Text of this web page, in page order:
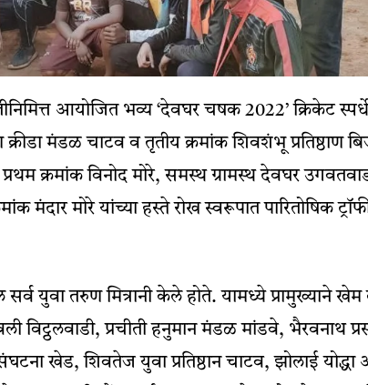
आयोजित भव्य ‘देवघर चषक 2022’ क्रिकेट
मंडळ चाटव व तृतीय क्रमांक शिवशंभू प्रतिष्ठाण
क्रमांक विनोद मोरे, समस्थ ग्रामस्थ देवघर
मंदार मोरे यांच्या हस्ते रोख स्वरूपात पारितोषिक
युवा तरुण मित्रानी केले होते. यामध्ये प्रामुख्याने
विट्ठलवाडी, प्रचीती हनुमान मंडळ मांडवे, भैरवनाथ
खेड, शिवतेज युवा प्रतिष्ठान चाटव, झोलाई